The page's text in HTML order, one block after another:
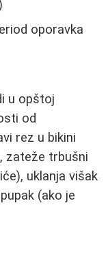
oporavka
u opštoj
od
rez u bikini
zateže trbušni
uklanja višak
(ako je